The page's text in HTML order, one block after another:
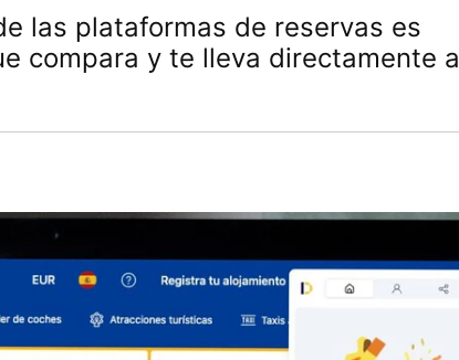
las plataformas de reservas es
compara y te lleva directamente a